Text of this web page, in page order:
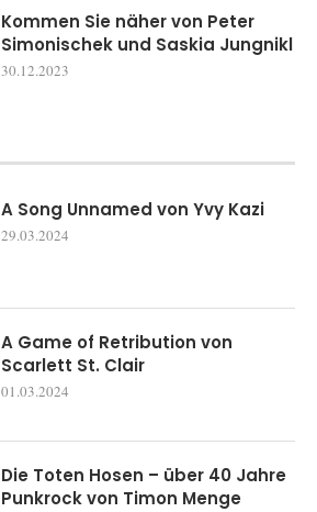
Kommen Sie näher von Peter
Simonischek und Saskia Jungnikl
30.12.2023
A Song Unnamed von Yvy Kazi
29.03.2024
A Game of Retribution von
Scarlett St. Clair
01.03.2024
Die Toten Hosen – über 40 Jahre
Punkrock von Timon Menge